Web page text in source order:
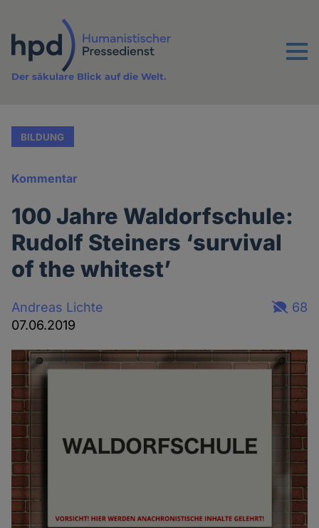
Inhalt
Menu
Der säkulare Blick auf die Welt.
BILDUNG
Kommentar
100 Jahre Waldorfschule:
Rudolf Steiners ‘survival
of the whitest’
Andreas Lichte
07.06.2019
68